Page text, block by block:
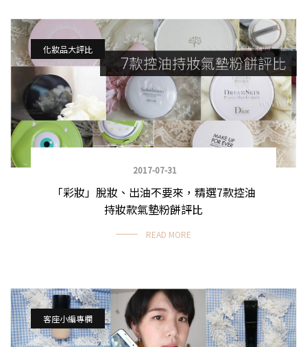
化妝品大評比
2017-07-31
「彩妝」脫妝、出油不要來，精選7款控油
持妝款氣墊粉餅評比
READ MORE
客座小編專欄